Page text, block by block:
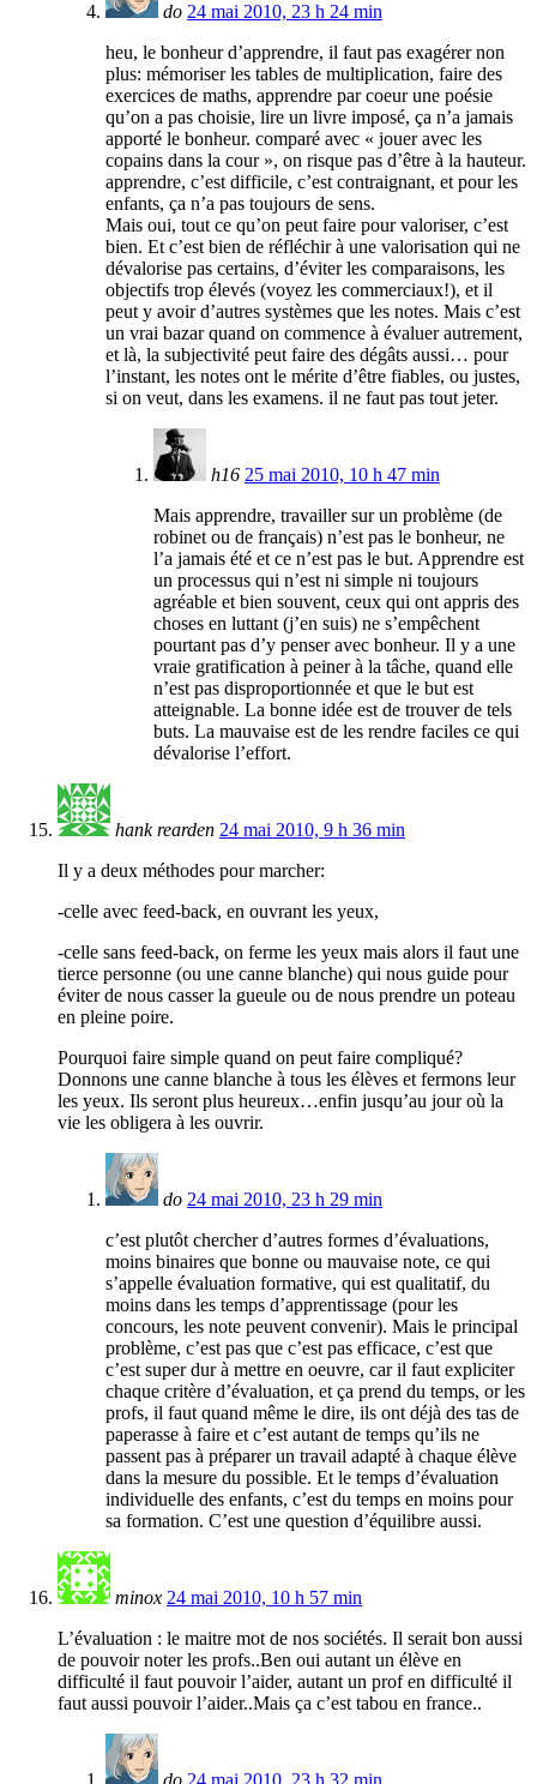
do 24 mai 2010, 23 h 24 min
heu, le bonheur d’apprendre, il faut pas exagérer non
plus: mémoriser les tables de multiplication, faire des
exercices de maths, apprendre par coeur une poésie
qu’on a pas choisie, lire un livre imposé, ça n’a jamais
apporté le bonheur. comparé avec « jouer avec les
copains dans la cour », on risque pas d’être à la hauteur.
apprendre, c’est difficile, c’est contraignant, et pour les
enfants, ça n’a pas toujours de sens.
Mais oui, tout ce qu’on peut faire pour valoriser, c’est
bien. Et c’est bien de réfléchir à une valorisation qui ne
dévalorise pas certains, d’éviter les comparaisons, les
objectifs trop élevés (voyez les commerciaux!), et il
peut y avoir d’autres systèmes que les notes. Mais c’est
un vrai bazar quand on commence à évaluer autrement,
et là, la subjectivité peut faire des dégâts aussi… pour
l’instant, les notes ont le mérite d’être fiables, ou justes,
si on veut, dans les examens. il ne faut pas tout jeter.
h16 25 mai 2010, 10 h 47 min
Mais apprendre, travailler sur un problème (de
robinet ou de français) n’est pas le bonheur, ne
l’a jamais été et ce n’est pas le but. Apprendre est
un processus qui n’est ni simple ni toujours
agréable et bien souvent, ceux qui ont appris des
choses en luttant (j’en suis) ne s’empêchent
pourtant pas d’y penser avec bonheur. Il y a une
vraie gratification à peiner à la tâche, quand elle
n’est pas disproportionnée et que le but est
atteignable. La bonne idée est de trouver de tels
buts. La mauvaise est de les rendre faciles ce qui
dévalorise l’effort.
hank rearden 24 mai 2010, 9 h 36 min
Il y a deux méthodes pour marcher:
-celle avec feed-back, en ouvrant les yeux,
-celle sans feed-back, on ferme les yeux mais alors il faut une
tierce personne (ou une canne blanche) qui nous guide pour
éviter de nous casser la gueule ou de nous prendre un poteau
en pleine poire.
Pourquoi faire simple quand on peut faire compliqué?
Donnons une canne blanche à tous les élèves et fermons leur
les yeux. Ils seront plus heureux…enfin jusqu’au jour où la
vie les obligera à les ouvrir.
do 24 mai 2010, 23 h 29 min
c’est plutôt chercher d’autres formes d’évaluations,
moins binaires que bonne ou mauvaise note, ce qui
s’appelle évaluation formative, qui est qualitatif, du
moins dans les temps d’apprentissage (pour les
concours, les note peuvent convenir). Mais le principal
problème, c’est pas que c’est pas efficace, c’est que
c’est super dur à mettre en oeuvre, car il faut expliciter
chaque critère d’évaluation, et ça prend du temps, or les
profs, il faut quand même le dire, ils ont déjà des tas de
paperasse à faire et c’est autant de temps qu’ils ne
passent pas à préparer un travail adapté à chaque élève
dans la mesure du possible. Et le temps d’évaluation
individuelle des enfants, c’est du temps en moins pour
sa formation. C’est une question d’équilibre aussi.
minox 24 mai 2010, 10 h 57 min
L’évaluation : le maitre mot de nos sociétés. Il serait bon aussi
de pouvoir noter les profs..Ben oui autant un élève en
difficulté il faut pouvoir l’aider, autant un prof en difficulté il
faut aussi pouvoir l’aider..Mais ça c’est tabou en france..